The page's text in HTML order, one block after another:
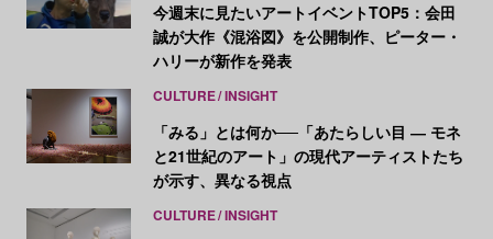
今週末に見たいアートイベントTOP5：会田
誠が大作《混浴図》を公開制作、ピーター・
ハリーが新作を発表
CULTURE INSIGHT
「みる」とは何か──「あたらしい目 ― モネ
と21世紀のアート」の現代アーティストたち
が示す、異なる視点
CULTURE INSIGHT